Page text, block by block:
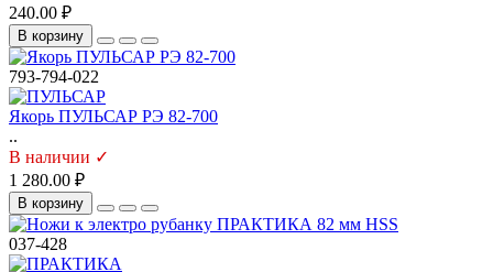
240.00 ₽
В корзину
793-794-022
Якорь ПУЛЬСАР РЭ 82-700
..
В наличии ✓
1 280.00 ₽
В корзину
037-428